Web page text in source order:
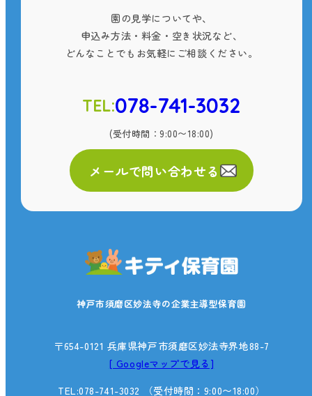
園の見学についてや、
申込み方法・料金・空き状況など、
どんなことでもお気軽にご相談ください。
TEL:078-741-3032
(受付時間：9:00〜18:00)
メールで問い合わせる
神戸市須磨区妙法寺の企業主導型保育園
〒654-0121 兵庫県神戸市須磨区妙法寺界地88-7
[ Googleマップで見る]
TEL:078-741-3032
（受付時間：9:00〜18:00）